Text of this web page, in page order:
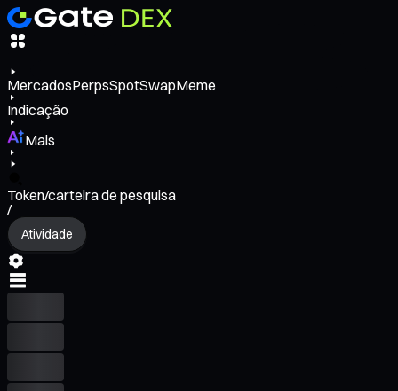
MercadosPerpsSpotSwapMeme
Indicação
Mais
Token/carteira de pesquisa
/
Atividade